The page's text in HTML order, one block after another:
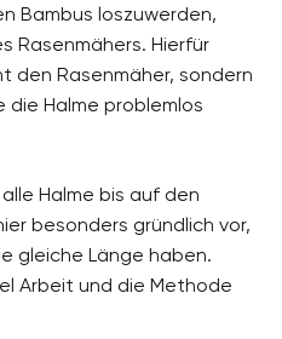
Bambus loszuwerden,
Rasenmähers. Hierfür
den Rasenmäher, sondern
die Halme problemlos
Halme bis auf den
besonders gründlich vor,
gleiche Länge haben.
Arbeit und die Methode